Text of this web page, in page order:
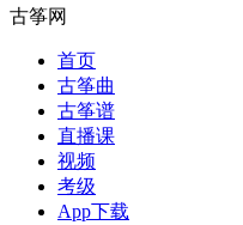
古筝网
首页
古筝曲
古筝谱
直播课
视频
考级
App下载